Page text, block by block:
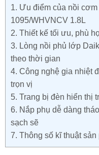
1. Ưu điểm của nồi
1095/WHVNCV 1.8L
2. Thiết kế tối ưu, phù
3. Lòng nồi phủ lớp
theo thời gian
4. Công nghệ gia nhiệt
trọn vị
5. Trang bị đèn hiển thị
6. Nắp phụ dễ dàng
sạch sẽ
7. Thông số kĩ thuật sản